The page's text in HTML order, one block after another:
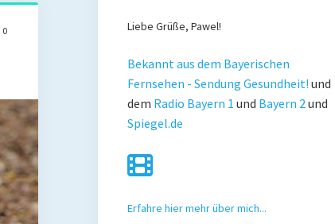
0 Liebe Grüße, Pawel!
Bekannt aus dem Bayerischen
Fernsehen - Sendung Gesundheit! und
dem Radio Bayern 1 und Bayern 2und
Spiegel.de
Erfahre hier mehr über mich...